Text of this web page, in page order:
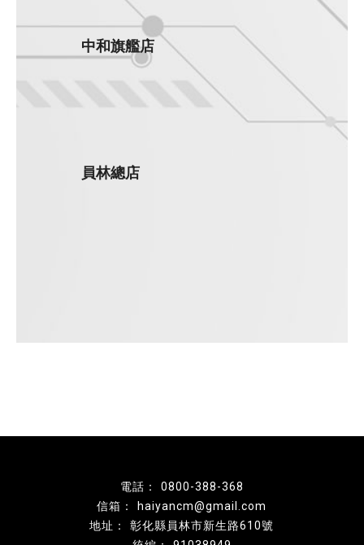
中和旗艦店
員林總店
0800-388-368
haiyancm@gmail.com
彰化縣員林市新生路610號